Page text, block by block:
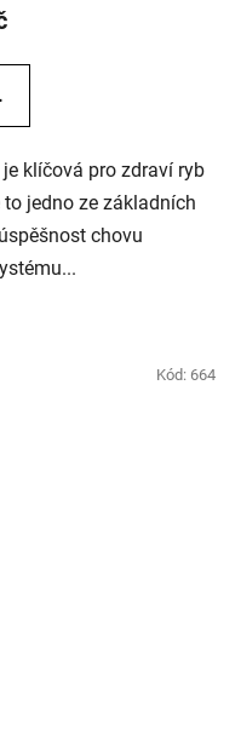
klíčová pro zdraví ryb
jedno ze základních
chovu
Kód: 664